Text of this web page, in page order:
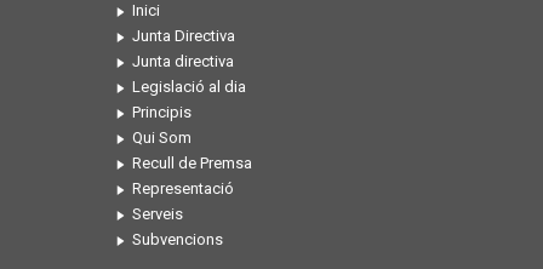
Inici
Junta Directiva
Junta directiva
Legislació al dia
Principis
Qui Som
Recull de Premsa
Representació
Serveis
Subvencions